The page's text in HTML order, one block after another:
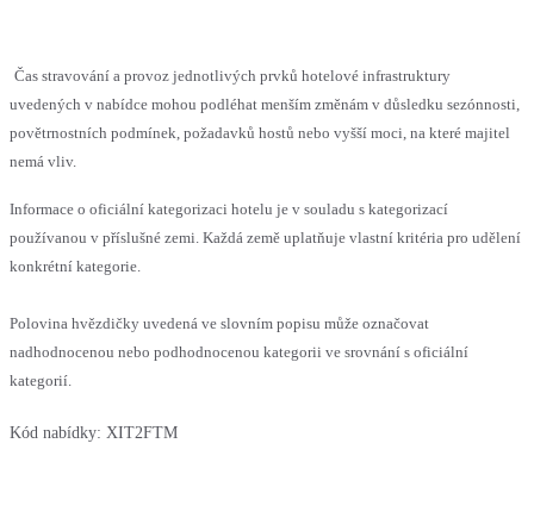
Čas stravování a provoz jednotlivých prvků hotelové infrastruktury
uvedených v nabídce mohou podléhat menším změnám v důsledku sezónnosti,
povětrnostních podmínek, požadavků hostů nebo vyšší moci, na které majitel
nemá vliv.
Informace o oficiální kategorizaci hotelu je v souladu s kategorizací
používanou v příslušné zemi. Každá země uplatňuje vlastní kritéria pro udělení
konkrétní kategorie.
Polovina hvězdičky uvedená ve slovním popisu může označovat
nadhodnocenou nebo podhodnocenou kategorii ve srovnání s oficiální
kategorií.
Kód nabídky: XIT2FTM